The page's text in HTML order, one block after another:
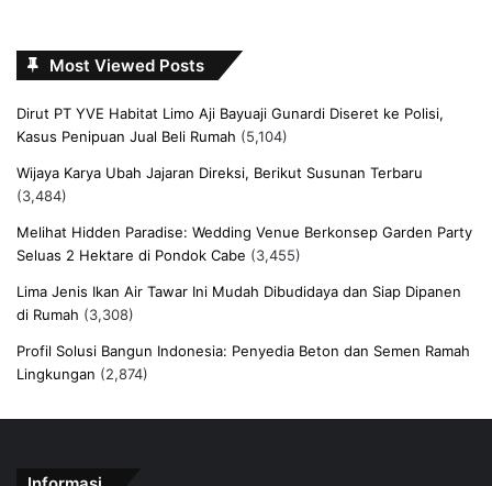
Most Viewed Posts
Dirut PT YVE Habitat Limo Aji Bayuaji Gunardi Diseret ke Polisi,
Kasus Penipuan Jual Beli Rumah (5,104)
Wijaya Karya Ubah Jajaran Direksi, Berikut Susunan Terbaru
(3,484)
Melihat Hidden Paradise: Wedding Venue Berkonsep Garden Party
Seluas 2 Hektare di Pondok Cabe (3,455)
Lima Jenis Ikan Air Tawar Ini Mudah Dibudidaya dan Siap Dipanen
di Rumah (3,308)
Profil Solusi Bangun Indonesia: Penyedia Beton dan Semen Ramah
Lingkungan (2,874)